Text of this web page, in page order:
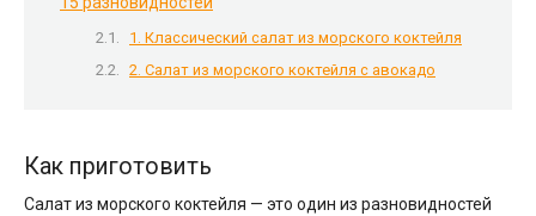
1. Классический салат из морского коктейля
2. Салат из морского коктейля с авокадо
Как приготовить
Салат из морского коктейля — это один из разновидностей